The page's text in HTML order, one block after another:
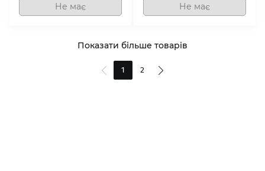
Не має Не має
Показати більше товарів
1 2